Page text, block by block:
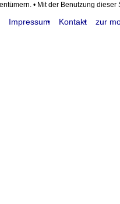
• Mit der Benutzung
Impressum Kontakt zur